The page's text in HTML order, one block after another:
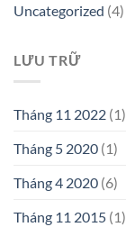
Uncategorized (4)
LƯU TRỮ
Tháng 11 2022 (1)
Tháng 5 2020 (1)
Tháng 4 2020 (6)
Tháng 11 2015 (1)